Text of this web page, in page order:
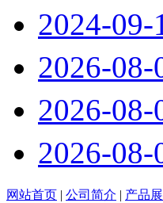
2024-09-
2026-08-
2026-08-
2026-08-
网站首页 | 公司简介 | 产品